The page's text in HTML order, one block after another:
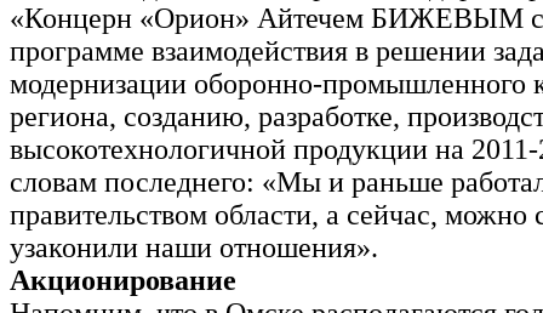
«Концерн «Орион» Айтечем БИЖЕВЫМ
программе взаимодействия в решении
модернизации оборонно-промышленного
региона, созданию, разработке,
высокотехнологичной продукции на
словам последнего: «Мы и раньше
правительством области, а сейчас, можно
узаконили наши отношения».
Акционирование